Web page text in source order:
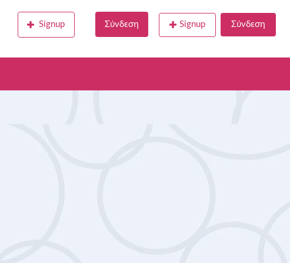
Signup Σύνδεση Signup Σύνδεση